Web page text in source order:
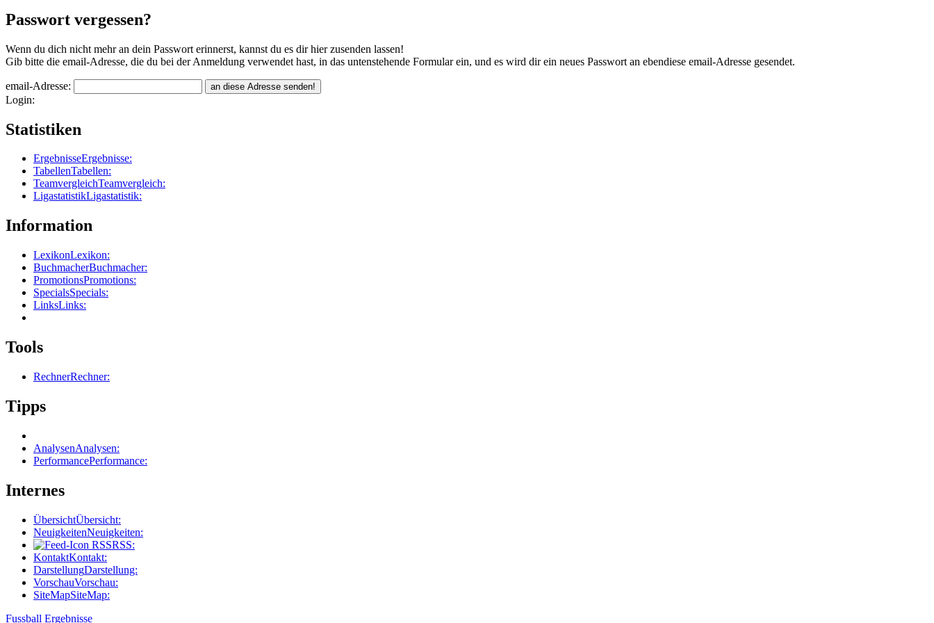
Passwort vergessen?
Wenn du dich nicht mehr an dein Passwort erinnerst, kannst du es dir hier zusenden lassen!
Gib bitte die email-Adresse, die du bei der Anmeldung verwendet hast, in das untenstehende Formular ein, und es wird dir ein neues Passwort an ebendiese email-Adresse gesendet.
email-Adresse:
Login:
Statistiken
ErgebnisseErgebnisse:
TabellenTabellen:
TeamvergleichTeamvergleich:
LigastatistikLigastatistik:
Information
LexikonLexikon:
BuchmacherBuchmacher:
PromotionsPromotions:
SpecialsSpecials:
LinksLinks:
Tools
RechnerRechner:
Tipps
AnalysenAnalysen:
PerformancePerformance:
Internes
ÜbersichtÜbersicht:
NeuigkeitenNeuigkeiten:
RSSRSS:
KontaktKontakt:
DarstellungDarstellung:
VorschauVorschau:
SiteMapSiteMap:
Fussball Ergebnisse